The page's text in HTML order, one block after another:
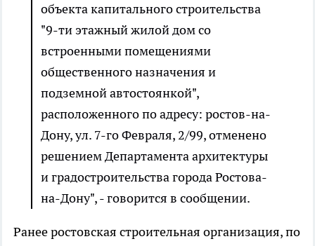
объекта капитального строительства
"9-ти этажный жилой дом со
встроенными помещениями
общественного назначения и
подземной автостоянкой",
расположенного по адресу: ростов-на-
Дону, ул. 7-го Февраля, 2/99, отменено
решением Департамента архитектуры
и градостроительства города Ростова-
на-Дону", - говорится в сообщении.
Ранее ростовская строительная организация, по